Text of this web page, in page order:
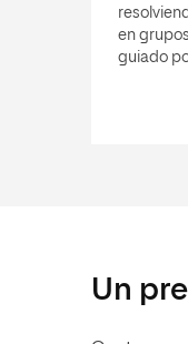
en
guiado
Un